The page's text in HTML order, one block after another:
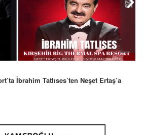
İbrahim Tatlıses’ten Neşet Ertaş’a